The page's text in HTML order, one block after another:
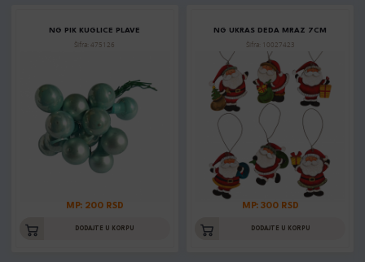
NG PIK KUGLICE PLAVE
Šifra: 475126
MP: 200 RSD
DODAJTE U KORPU
NG UKRAS DEDA MRAZ 7CM
Šifra: 10027423
MP: 300 RSD
DODAJTE U KORPU